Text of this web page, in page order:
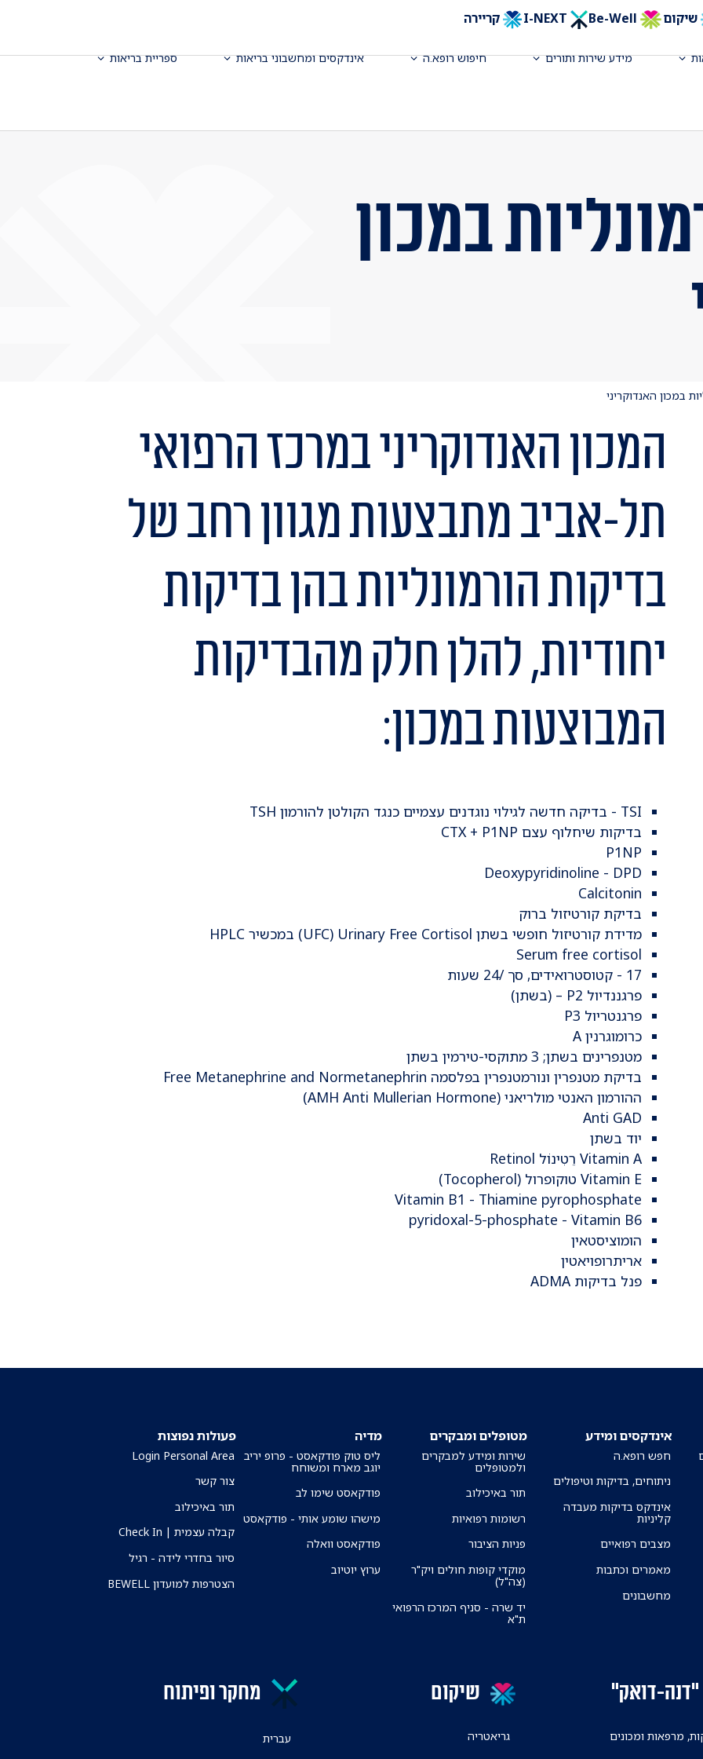
שיקום Be-Well קריירה
מידע שירות ותורים חיפוש רופא.ה אינדקסים ומחשבוני בריאות ספריית בריאות
במכון
במכון האנדוקריני
המכון האנדוקריני במרכז הרפואי
תל-אביב מתבצעות מגוון רחב של
בדיקות הורמונליות בהן בדיקות
יחודיות, להלן חלק מהבדיקות
המבוצעות במכון:
TSI - בדיקה חדשה לגילוי נוגדנים עצמיים כנגד הקולטן להורמון TSH
בדיקות שיחלוף עצם CTX + P1NP
P1NP
Deoxypyridinoline - DPD
Calcitonin
בדיקת קורטיזול ברוק
מדידת קורטיזול חופשי בשתן UFC) Urinary Free Cortisol) במכשיר HPLC
Serum free cortisol
17 - קטוסטרואידים, סך /24 שעות
פרגננדיול P2 – (בשתן)
פרגנטריול P3
כרומוגרנין A
מטנפרינים בשתן; 3 מתוקסי-טירמין בשתן
בדיקת מטנפרין ונורמטנפרין בפלסמה Free Metanephrine and Normetanephrin
ההורמון האנטי מולריאני (AMH Anti Mullerian Hormone)
Anti GAD
יוד בשתן
Vitamin A רֵטִינוֹל Retinol
Vitamin E טוקופרול (Tocopherol)
Vitamin B1 - Thiamine pyrophosphate
pyridoxal-5-phosphate - Vitamin B6
הומוציסטאין
אריתרופויאטין
פנל בדיקות ADMA
אינדקסים ומידע
חפש רופא.ה
ניתוחים, בדיקות וטיפולים
אינדקס בדיקות מעבדה
קליניות
מצבים רפואיים
מאמרים וכתבות
מחשבונים
מטופלים ומבקרים
שירות ומידע למבקרים
ולמטופלים
תור באיכילוב
רשומות רפואיות
פניות הציבור
מוקדי קופות חולים ויק"ר
(צה"ל)
יד שרה - סניף המרכז הרפואי
ת"א
מדיה
ליס טוק פודקאסט - פרופ יריב
יוגב מארח ומשוחח
פודקאסט שימו לב
מישהו שומע אותי - פודקאסט
פודקאסט וואלה
ערוץ יוטיוב
פעולות נפוצות
Login Personal Area
צור קשר
תור באיכילוב
קבלה עצמית | Check In
סיור בחדרי לידה - רגיל
הצטרפות למועדון BEWELL
"דנה-דואק"
מרפאות ומכונים
שיקום
גריאטריה
מחקר ופיתוח
עברית